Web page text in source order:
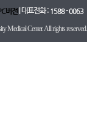
버전| 대표전화 : 1588 - 0063
Medical Center. All rights reserved.